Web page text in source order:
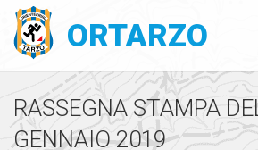
ORTARZO
RASSEGNA STAMPA
GENNAIO 2019